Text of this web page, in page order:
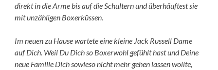
direkt in die Arme bis auf die Schultern und überhäuftest sie
mit unzähligen Boxerküssen.
Im neuen zu Hause wartete eine kleine Jack Russell Dame
auf Dich. Weil Du Dich so Boxerwohl gefühlt hast und Deine
neue Familie Dich sowieso nicht mehr gehen lassen wollte,